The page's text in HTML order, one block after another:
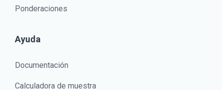
Ponderaciones
Ayuda
Documentación
Calculadora de muestra